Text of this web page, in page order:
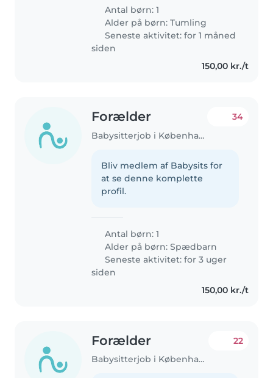
Antal børn: 1
Alder på børn:Tumling
Seneste aktivitet: for 1 måned
siden
150,00 kr./t
Forælder
Babysitterjob i København
34
Bliv medlem af Babysits for
at se denne komplette
profil.
Antal børn: 1
Alder på børn:Spædbarn
Seneste aktivitet: for 3 uger
siden
150,00 kr./t
Forælder
Babysitterjob i København
22